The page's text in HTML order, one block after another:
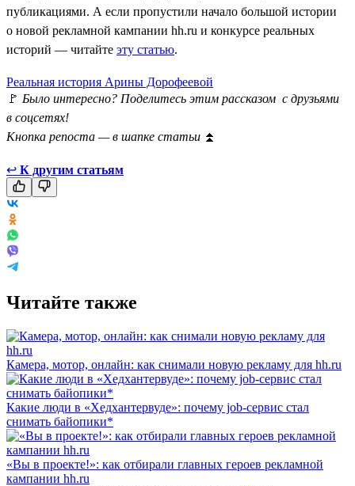
публикациями. А если пропустили начало большой истории
о новой рекламной кампании hh.ru и конкурсе реальных
историй — читайте эту статью.
Реальная история Арины Дорофеевой
🚩 Было интересно? Поделитесь этим рассказом с друзьями
в соцсетях!
Кнопка репоста — в шапке статьи ⏫
↩ К другим статьям
Читайте также
Камера, мотор, онлайн: как снимали новую рекламу для hh.ru
Какие люди в «Хедхантервуде»: почему job-сервис стал
снимать байопики*
«Вы в проекте!»: как отбирали главных героев рекламной
кампании hh.ru